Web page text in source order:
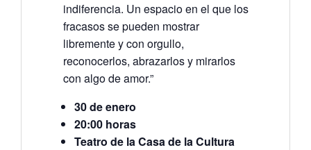
indiferencia. Un espacio en el que los
fracasos se pueden mostrar
libremente y con orgullo,
reconocerlos, abrazarlos y mirarlos
con algo de amor.”
30 de enero
20:00 horas
Teatro de la Casa de la Cultura